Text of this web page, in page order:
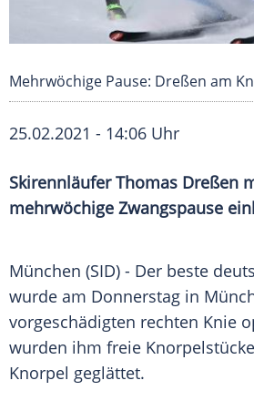
Mehrwöchige Pause: Dreßen am
25.02.2021 - 14:06 Uhr
SkirennläuferThomas Dreßen
mehrwöchige Zwangspause
München (SID) - Der beste
wurde am Donnerstag in
vorgeschädigten rechten Knie
wurden ihm freie
Knorpel geglättet.